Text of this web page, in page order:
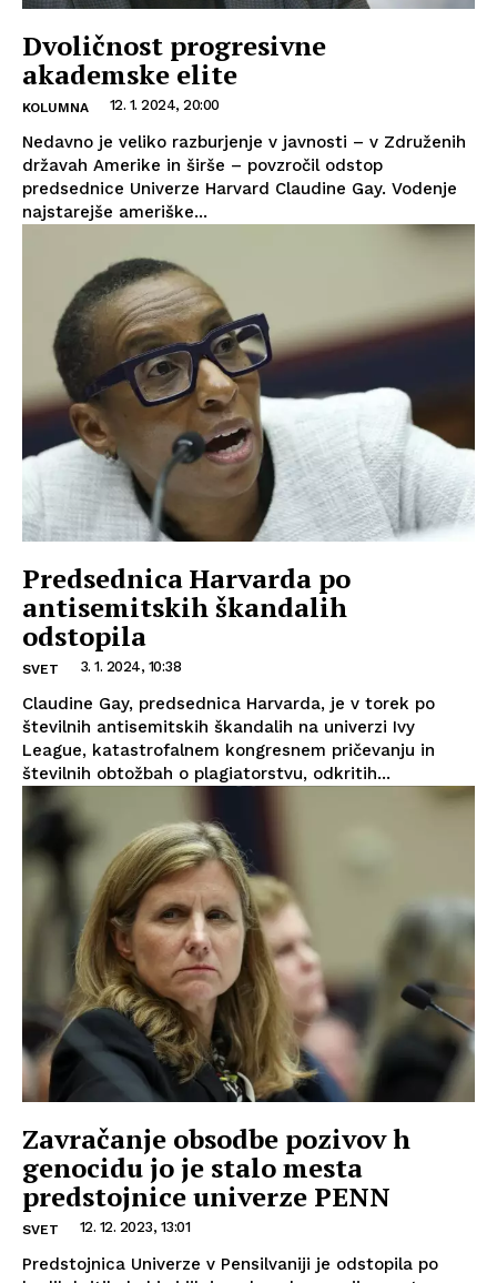
Dvoličnost progresivne
akademske elite
KOLUMNA 12. 1. 2024, 20:00
Nedavno je veliko razburjenje v javnosti – v Združenih
državah Amerike in širše – povzročil odstop
predsednice Univerze Harvard Claudine Gay. Vodenje
najstarejše ameriške...
Predsednica Harvarda po
antisemitskih škandalih
odstopila
SVET 3. 1. 2024, 10:38
Claudine Gay, predsednica Harvarda, je v torek po
številnih antisemitskih škandalih na univerzi Ivy
League, katastrofalnem kongresnem pričevanju in
številnih obtožbah o plagiatorstvu, odkritih...
Zavračanje obsodbe pozivov h
genocidu jo je stalo mesta
predstojnice univerze PENN
SVET 12. 12. 2023, 13:01
Predstojnica Univerze v Pensilvaniji je odstopila po